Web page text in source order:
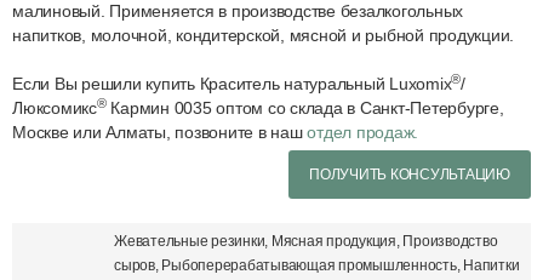
малиновый. Применяется в производстве безалкогольных
напитков, молочной, кондитерской, мясной и рыбной продукции.
Если Вы решили купить Краситель натуральный Luxomix®/
Люксомикс®Кармин 0035 оптом со склада в Санкт-Петербурге,
Москве или Алматы, позвоните в нашотдел продаж.
ПОЛУЧИТЬ КОНСУЛЬТАЦИЮ
Жевательные резинки, Мясная продукция, Производство
сыров, Рыбоперерабатывающая промышленность, Напитки